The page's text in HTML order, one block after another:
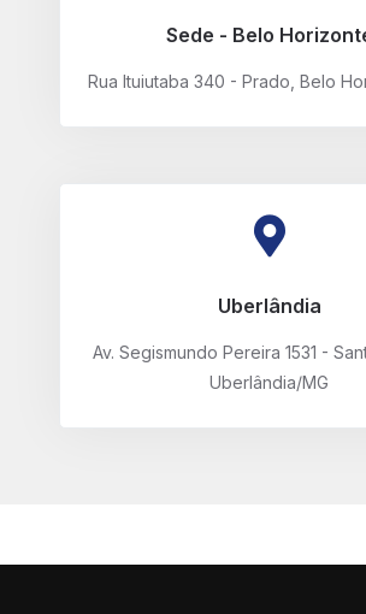
Sede - Belo
Rua Ituiutaba 340 - Prado, Belo
Uberlândia
Av. Segismundo Pereira 1531 -
Uberlândia/MG